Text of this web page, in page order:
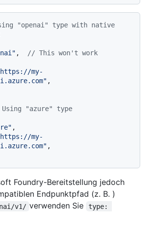
"openai" type with native
, // This won't work
my-
,
"azure" type
,
my-
,
Foundry-Bereitstellung jedoch
Endpunktpfad (z. B. )
v1/ verwenden Sie
type: